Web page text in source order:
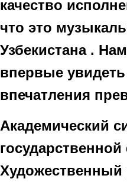
качество
что это
Узбекистана .
впервые
впечатления
Академический
Художественный